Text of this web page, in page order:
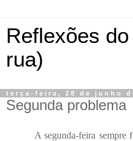
Reflexões
rua)
terça-feira, 28 de junho
Segunda problema
A segunda-feira